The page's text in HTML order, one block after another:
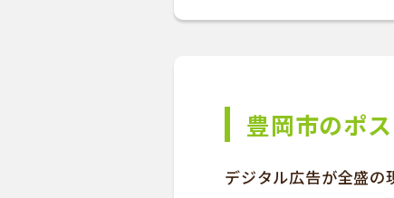
豊岡市のポ
デジタル広告が全盛の